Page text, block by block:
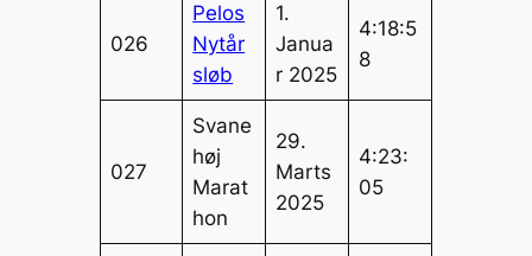
026
Pelos
Nytår
sløb
1.
Janua
r 2025
4:18:5
8
027
Svane
høj
Marat
hon
29.
Marts
2025
4:23:
05